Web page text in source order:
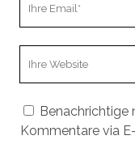
Kommentare via